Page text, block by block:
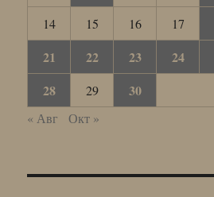
14
15 16 17
21
22 23 24
28
29 30
« Авг Окт »